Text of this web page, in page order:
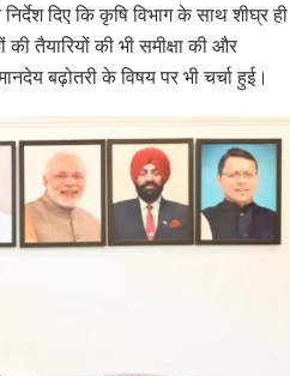
दिए कि कृषि विभाग के साथ शीघ्र ही
तैयारियों की भी समीक्षा की और
बढ़ोतरी के विषय पर भी चर्चा हुई।